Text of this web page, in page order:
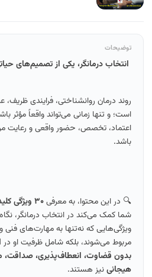
توضیحات
انتخاب درمانگر، یکی از تصمیم‌های
روند درمان روانشناختی، فرایندی
است؛ و تنها زمانی می‌تواند واقعاً مؤثر
اعتماد، تخصص، حضور واقعی و رعایت
باشد.
🔍 در این محتوا، به معرفی۳۰ ویژگی کلیدی و علمی
شما کمک می‌کند در انتخاب درمانگر،
ویژگی‌هایی که نه‌تنها به مهارت‌های
مربوط می‌شوند، بلکه شامل ظرفیت او در
بدون قضاوت، انعطاف‌پذیری، صداقت،
هیجانینیز هستند.